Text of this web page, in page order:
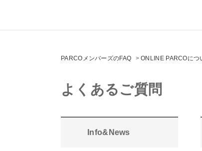
PARCOメンバーズのFAQ >ONLINE PARCOにつ
よくあるご質問
Info&News